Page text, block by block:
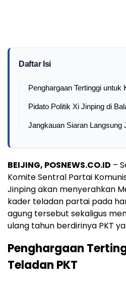
Daftar Isi
Penghargaan Tertinggi untuk
Pidato Politik Xi Jinping di
Jangkauan Siaran Langsung
BEIJING, POSNEWS.CO.ID –
Komite Sentral Partai
Jinping akan menyerahkan
kader teladan partai pada
agung tersebut sekaligus
ulang tahun berdirinya PKT
Penghargaan
Teladan PKT